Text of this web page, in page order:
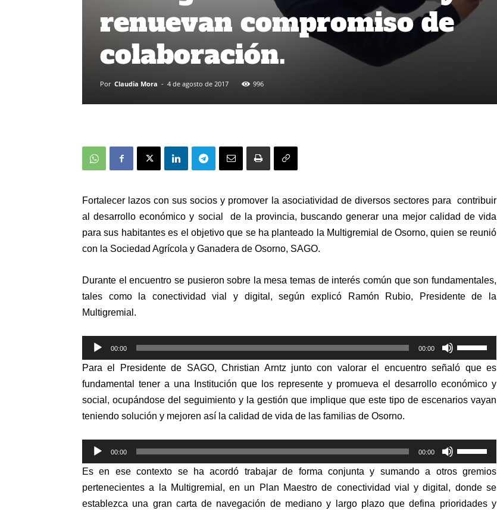
renuevan compromiso de
colaboración.
Por Claudia Mora - 4 de agosto de 2017 996
Fortalecer lazos con sus socios y promover la asociatividad de diversos sectores para contribuir
al desarrollo económico y social de la provincia, buscando generar una mejor calidad de vida
para sus habitantes es el objetivo que se ha planteado la Multigremial de Osorno, quien se reunió
con la Sociedad Agrícola y Ganadera de Osorno, SAGO.
Durante el encuentro se pusieron sobre la mesa temas de interés común que son fundamentales,
tales como la conectividad vial y digital, según explicó Ramón Rubio, Presidente de la
Multigremial.
Reproductor
de
audio
00:00 00:00
las
teclas
de
flecha
aumentar
o
disminuir
el
Para el Presidente de SAGO, Christian Arntz junto con valorar el encuentro señaló que es
fundamental tener a una Institución que los represente y promueva el desarrollo económico y
social, ocupándose del seguimiento y la gestión que implique que este tipo de escenarios vayan
teniendo solución y mejoren así la calidad de vida de las familias de Osorno.
Reproductor
de
audio
00:00 00:00
las
teclas
de
flecha
Es en ese contexto se ha acordó trabajar de forma conjunta y sumando a otros gremios
pertenecientes a la Multigremial, en un Plan Maestro de conectividad vial y digital, donde se
establezca una gran carta de navegación de mediano y largo plazo que defina prioridades y